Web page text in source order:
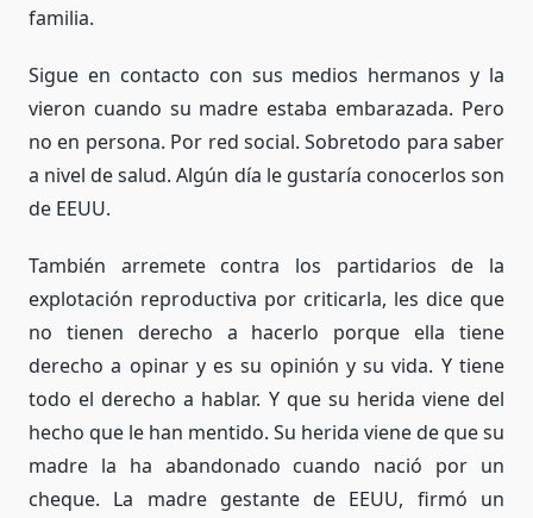
familia.
Sigue en contacto con sus medios hermanos y la
vieron cuando su madre estaba embarazada. Pero
no en persona. Por red social. Sobretodo para saber
a nivel de salud. Algún día le gustaría conocerlos son
de EEUU.
También arremete contra los partidarios de la
explotación reproductiva por criticarla, les dice que
no tienen derecho a hacerlo porque ella tiene
derecho a opinar y es su opinión y su vida. Y tiene
todo el derecho a hablar. Y que su herida viene del
hecho que le han mentido. Su herida viene de que su
madre la ha abandonado cuando nació por un
cheque. La madre gestante de EEUU, firmó un